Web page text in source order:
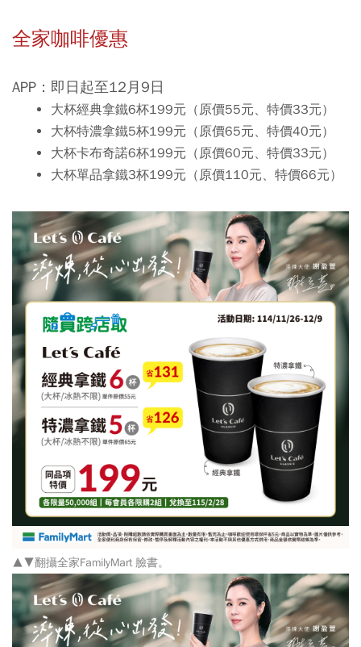
全家咖啡優惠
APP：即日起至12月9日
大杯經典拿鐵6杯199元（原價55元、特價33元）
大杯特濃拿鐵5杯199元（原價65元、特價40元）
大杯卡布奇諾6杯199元（原價60元、特價33元）
大杯單品拿鐵3杯199元（原價110元、特價66元）
▲▼翻攝全家FamilyMart 臉書。